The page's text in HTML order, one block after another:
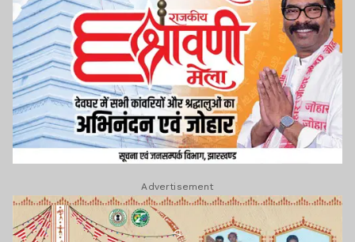
Advertisement